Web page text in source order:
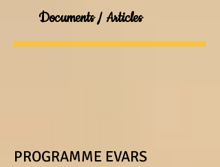
Documents / Articles
PROGRAMME EVARS